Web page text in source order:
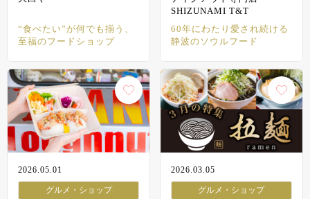
“食べたい”が何でも揃う、
至福のフードショップ
SHIZUNAMI T&T
60年にわたり愛され続ける
静波のソウルフード
2026.05.01
グルメ・ショップ
2026.03.05
グルメ・ショップ